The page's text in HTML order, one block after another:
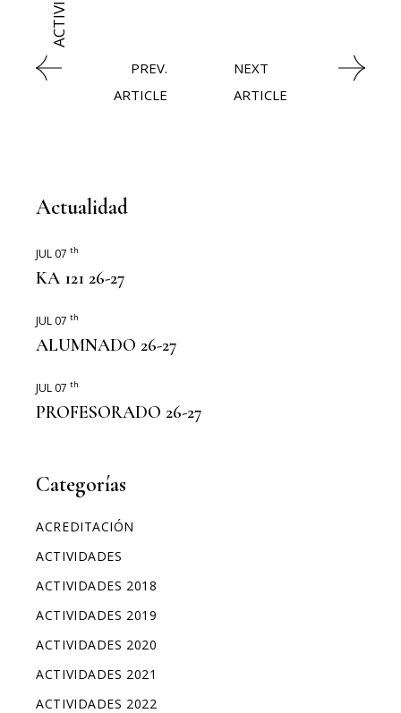
Actualidad
JUL 07 th
KA 121 26-27
JUL 07 th
ALUMNADO 26-27
JUL 07 th
PROFESORADO 26-27
Categorías
ACREDITACIÓN
ACTIVIDADES
ACTIVIDADES 2018
ACTIVIDADES 2019
ACTIVIDADES 2020
ACTIVIDADES 2021
ACTIVIDADES 2022
PREV.
ARTICLE
NEXT
ARTICLE